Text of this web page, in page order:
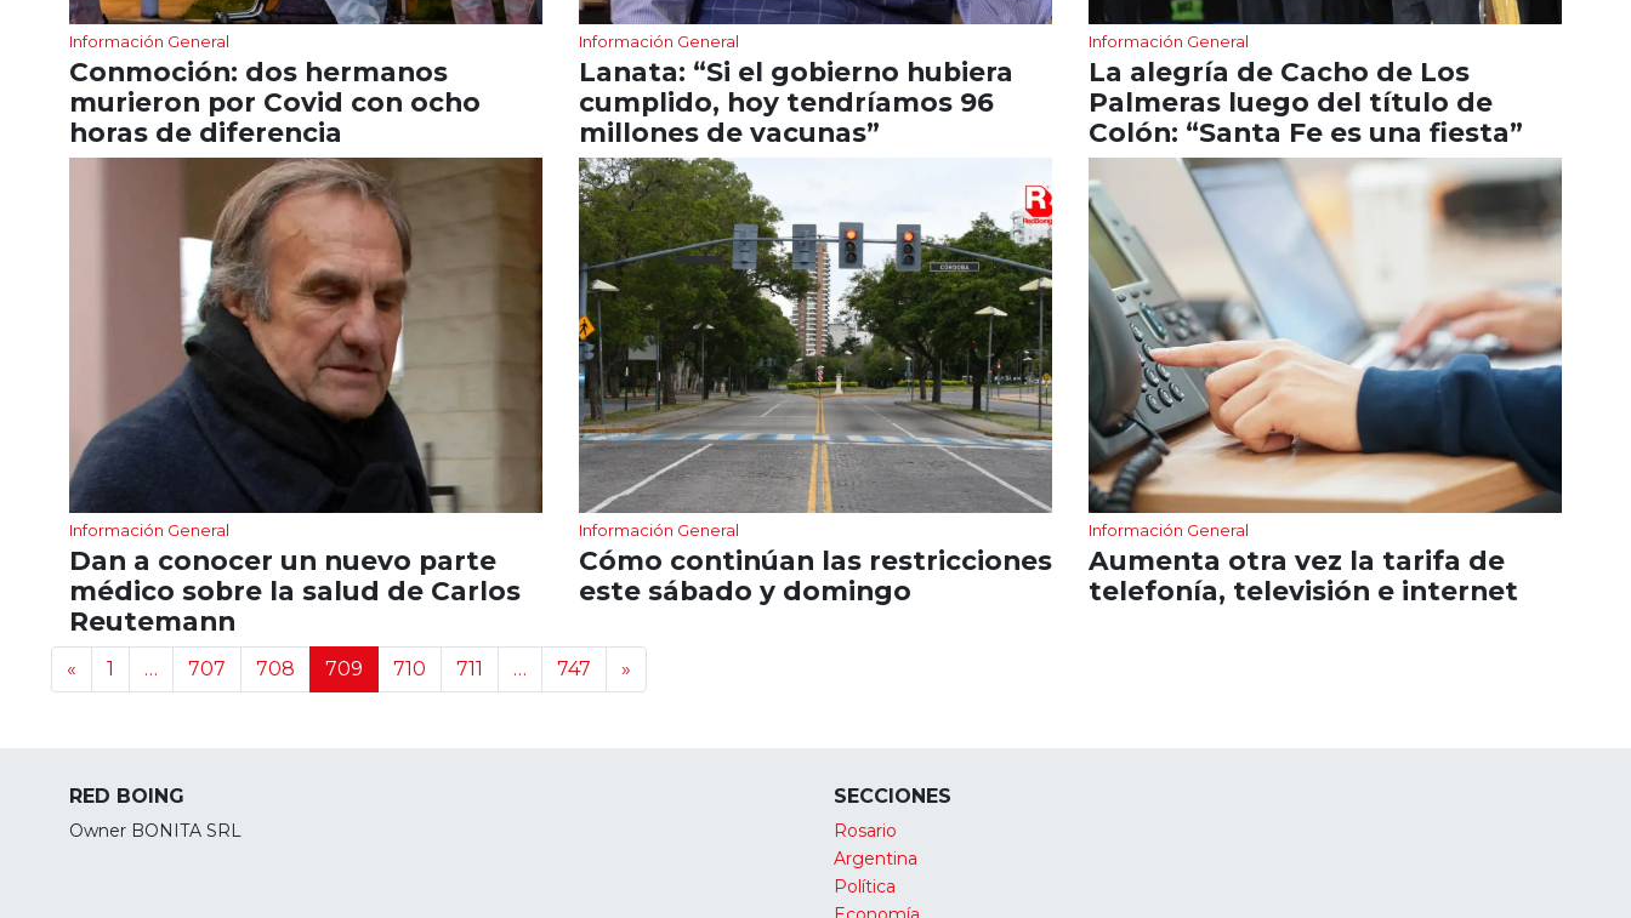
Información General
Conmoción: dos hermanos
murieron por Covid con ocho
horas de diferencia
Información General
Lanata: “Si el gobierno hubiera
cumplido, hoy tendríamos 96
millones de vacunas”
Información General
La alegría de Cacho de Los
Palmeras luego del título de
Colón: “Santa Fe es una fiesta”
Información General
Dan a conocer un nuevo parte
médico sobre la salud de Carlos
Reutemann
Información General
Cómo continúan las restricciones
este sábado y domingo
Información General
Aumenta otra vez la tarifa de
telefonía, televisión e internet
Navegación de noticias
« 1 … 707 708 709 710 711 … 747 »
RED BOING
Owner BONITA SRL
SECCIONES
Rosario
Argentina
Política